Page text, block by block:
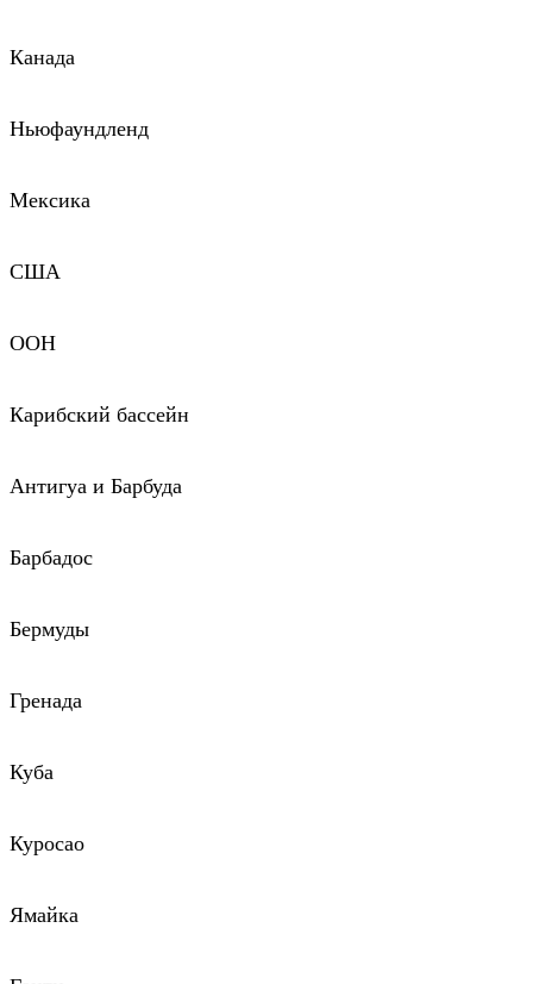
Канада
Ньюфаундленд
Мексика
США
ООН
Карибский бассейн
Антигуа и Барбуда
Барбадос
Бермуды
Гренада
Куба
Куросао
Ямайка